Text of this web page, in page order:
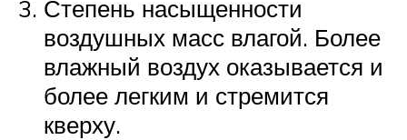
Степень насыщенности
воздушных масс влагой. Более
влажный воздух оказывается и
более легким и стремится
кверху.